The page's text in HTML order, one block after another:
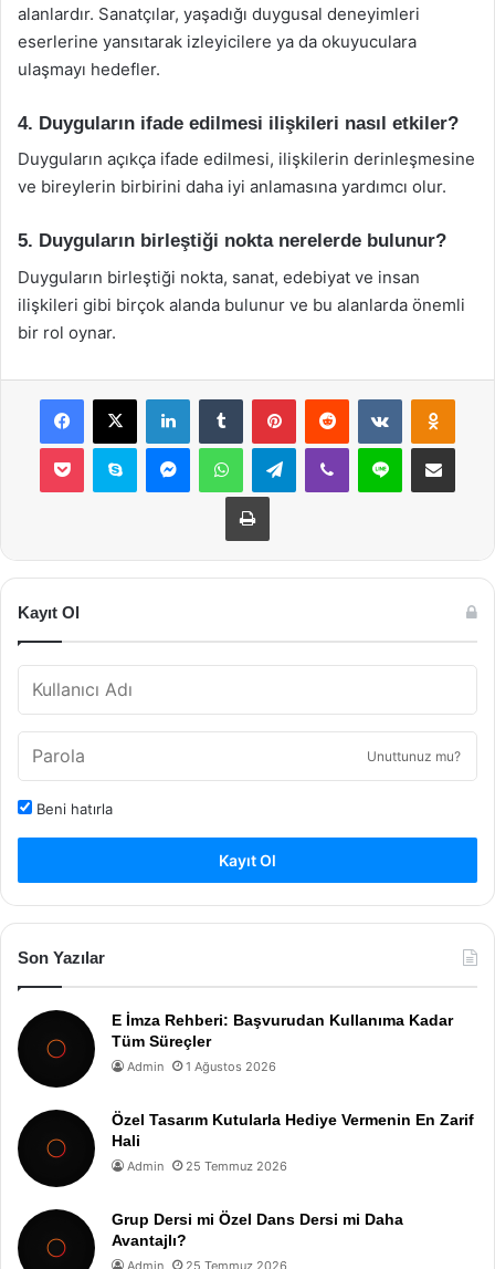
alanlardır. Sanatçılar, yaşadığı duygusal deneyimleri
eserlerine yansıtarak izleyicilere ya da okuyuculara
ulaşmayı hedefler.
4. Duyguların ifade edilmesi ilişkileri nasıl etkiler?
Duyguların açıkça ifade edilmesi, ilişkilerin derinleşmesine
ve bireylerin birbirini daha iyi anlamasına yardımcı olur.
5. Duyguların birleştiği nokta nerelerde bulunur?
Duyguların birleştiği nokta, sanat, edebiyat ve insan
ilişkileri gibi birçok alanda bulunur ve bu alanlarda önemli
bir rol oynar.
Facebook
X LinkedInTumblr PinterestReddit VKontakte
Pocket Skype MessengerWhatsAppTelegramViber Line E-Posta ile
Yazdır
Kayıt Ol
Unuttunuz mu?
Beni hatırla
Kayıt Ol
Son Yazılar
E İmza Rehberi: Başvurudan Kullanıma Kadar
Tüm Süreçler
Admin 1 Ağustos 2026
Özel Tasarım Kutularla Hediye Vermenin En Zarif
Hali
Admin 25 Temmuz 2026
Grup Dersi mi Özel Dans Dersi mi Daha
Avantajlı?
Admin 25 Temmuz 2026